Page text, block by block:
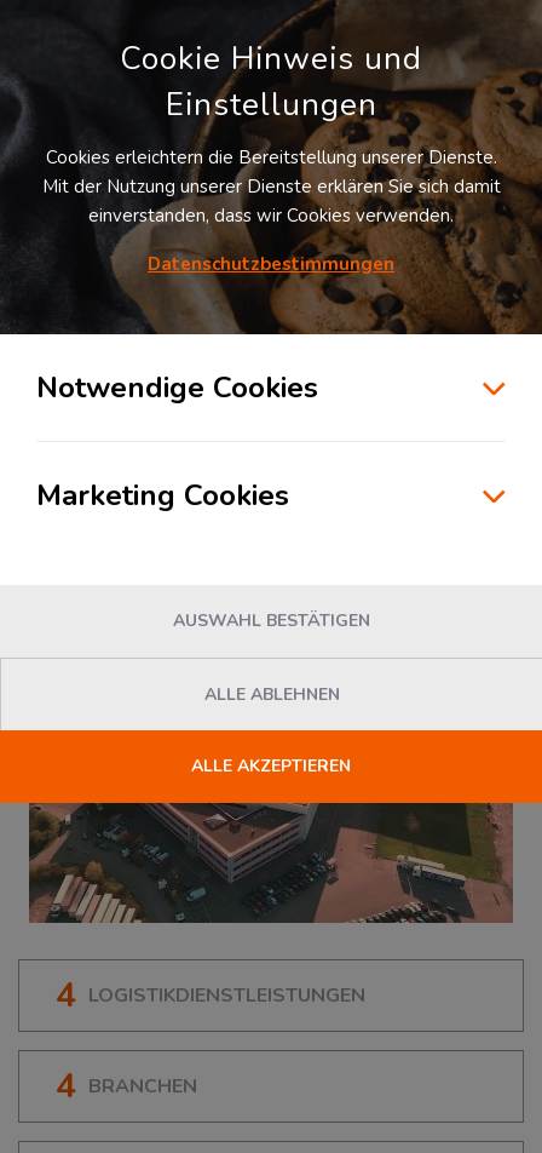
Möchten Sie diesen Suchauftrag
speichern und automatisch über neue
Standorte informiert werden?
76689Karlsdorf-Neuthard
4 LOGISTIKDIENSTLEISTUNGEN
4 BRANCHEN
Cookie Hinweis und
Einstellungen
Cookies erleichtern die Bereitstellung unserer Dienste.
Mit der Nutzung unserer Dienste erklären Sie sich damit
einverstanden, dass wir Cookies verwenden.
Datenschutzbestimmungen
Notwendige Cookies
Marketing Cookies
AUSWAHL BESTÄTIGEN
ALLE ABLEHNEN
ALLE AKZEPTIEREN